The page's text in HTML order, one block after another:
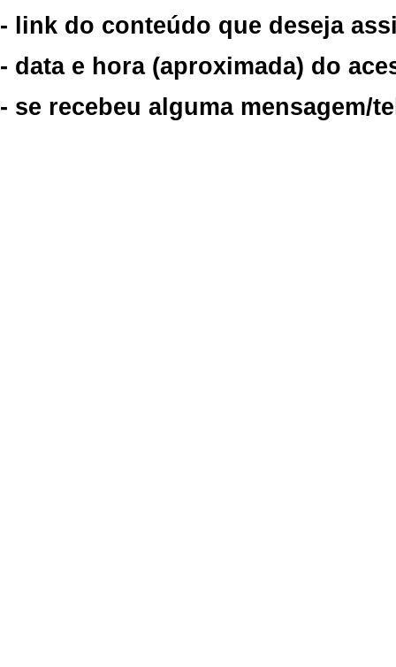
- link do conteúdo que deseja
- data e hora (aproximada) do
- se recebeu alguma mensagem/